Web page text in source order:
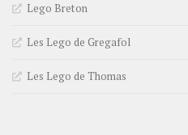
Lego Breton
Les Lego de Gregafol
Les Lego de Thomas